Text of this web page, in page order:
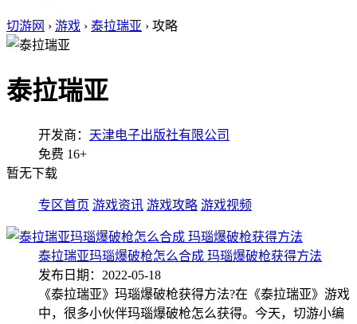
切游网 › 游戏 › 泰拉瑞亚 › 攻略
泰拉瑞亚
开发商： 天津电子出版社有限公司
免费 16+
暂无下载
专区首页 游戏资讯 游戏攻略 游戏视频
泰拉瑞亚玛瑙爆破枪怎么合成 玛瑙爆破枪获得方法
发布日期：2022-05-18
《泰拉瑞亚》玛瑙爆破枪获得方法?在《泰拉瑞亚》游戏
中，很多小伙伴玛瑙爆破枪怎么获得。今天，切游小编